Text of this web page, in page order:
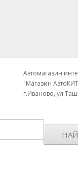
Автомагазин
"Магазин
г.Иваново,